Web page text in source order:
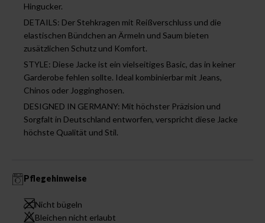
Hingucker.
DETAILS: Der Stehkragen mit Reißverschluss und die
elastischen Bündchen an Ärmeln und Saum bieten
zusätzlichen Schutz und Komfort.
STYLE: Diese Jacke ist ein vielseitiges Basic, das in keiner
Garderobe fehlen sollte. Ideal kombinierbar mit Jeans,
Chinos oder Jogginghosen.
DESIGNED IN GERMANY: Mit höchster Präzision und
Sorgfalt in Deutschland entworfen, verspricht diese Jacke
höchste Qualität und Stil.
Pflegehinweise
Nicht bügeln
Bleichen nicht erlaubt